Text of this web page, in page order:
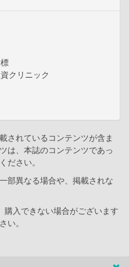
クリニック
されているコンテンツが含ま
は、本誌のコンテンツであっ
ださい。
部異なる場合や、掲載されな
入できない場合がございます
い。